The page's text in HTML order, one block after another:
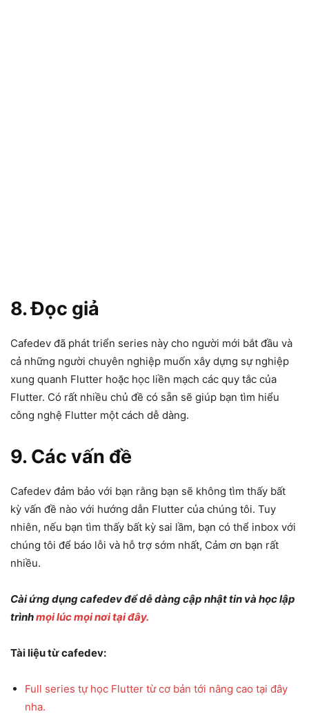
8. Đọc giả
Cafedev đã phát triển series này cho người mới bắt đầu và
cả những người chuyên nghiệp muốn xây dựng sự nghiệp
xung quanh Flutter hoặc học liền mạch các quy tắc của
Flutter. Có rất nhiều chủ đề có sẵn sẽ giúp bạn tìm hiểu
công nghệ Flutter một cách dễ dàng.
9. Các vấn đề
Cafedev đảm bảo với bạn rằng bạn sẽ không tìm thấy bất
kỳ vấn đề nào với hướng dẫn Flutter của chúng tôi. Tuy
nhiên, nếu bạn tìm thấy bất kỳ sai lầm, bạn có thể inbox với
chúng tôi để báo lỗi và hỗ trợ sớm nhất, Cảm ơn bạn rất
nhiều.
Cài ứng dụng cafedev để dễ dàng cập nhật tin và học lập
trìnhmọi lúc mọi nơi tại đây.
Tài liệu từ cafedev:
Full series tự học Flutter từ cơ bản tới nâng cao tại đây
nha.